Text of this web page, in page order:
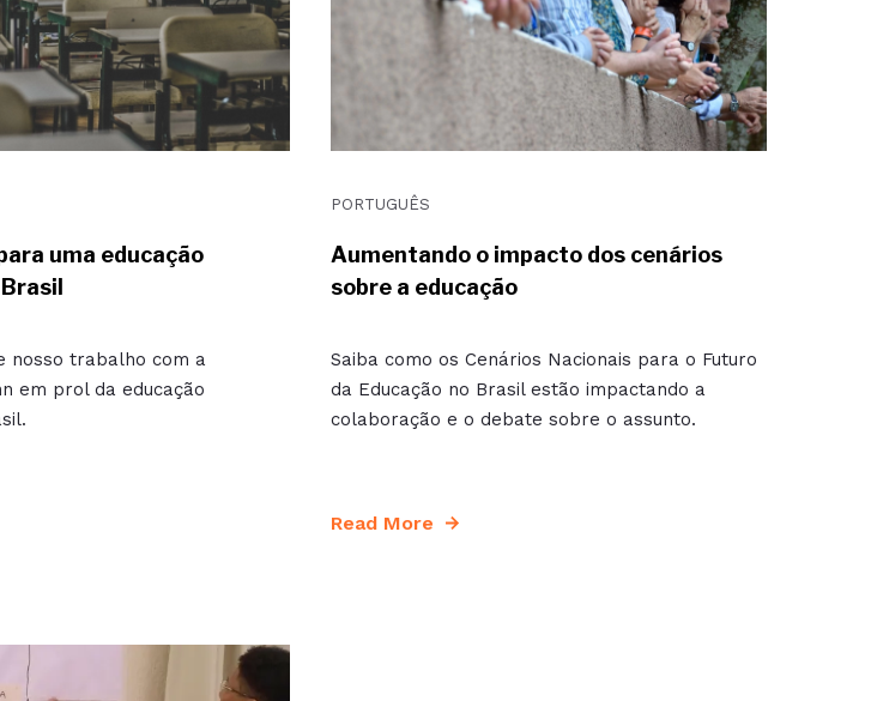
uma educação
nosso trabalho com a
em prol da educação
PORTUGUÊS
Aumentando o impacto dos cenários
sobre a educação
Saiba como os Cenários Nacionais para o Futuro
da Educação no Brasil estão impactando a
colaboração e o debate sobre o assunto.
Read More